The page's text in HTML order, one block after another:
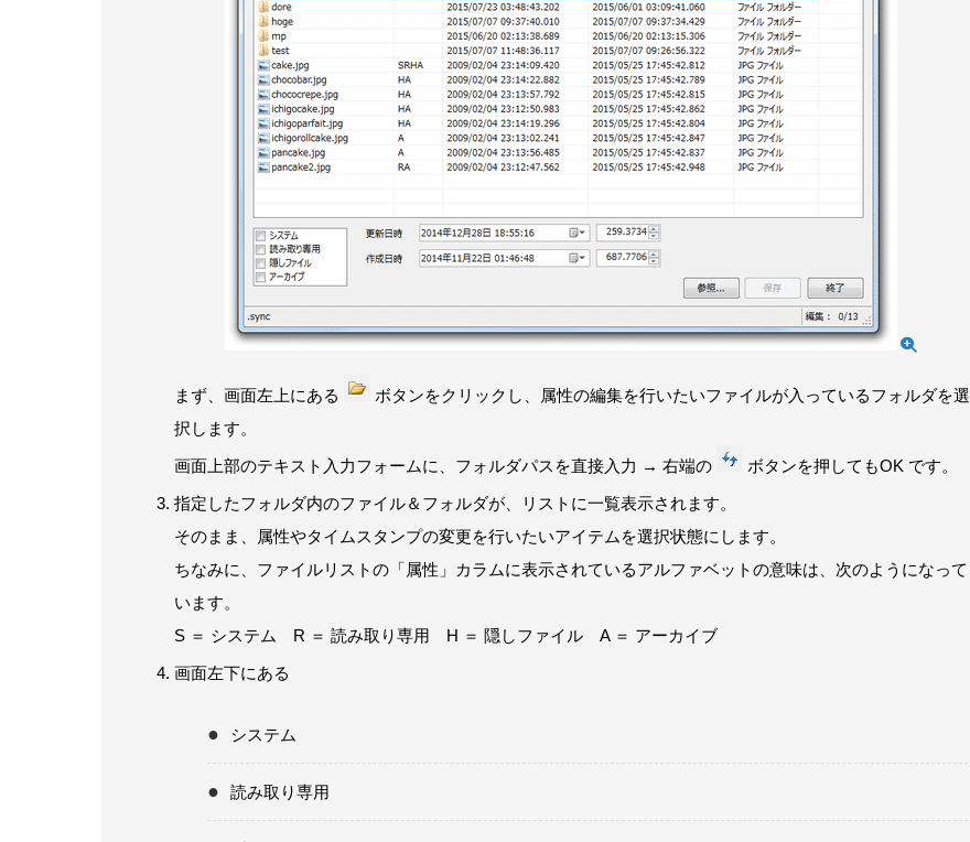
まず、画面左上にある
ボタンをクリックし、属性の編集を行いたいファイルが入っているフォルダを選
択します。
画面上部のテキスト入力フォームに、フォルダパスを直接入力 → 右端の
ボタンを押してもOK です。
指定したフォルダ内のファイル＆フォルダが、リストに一覧表示されます。
そのまま、属性やタイムスタンプの変更を行いたいアイテムを選択状態にします。
ちなみに、ファイルリストの「属性」カラムに表示されているアルファベットの意味は、次のようになって
います。
S ＝ システム R ＝ 読み取り専用 H ＝ 隠しファイル A ＝ アーカイブ
画面左下にある
システム
読み取り専用